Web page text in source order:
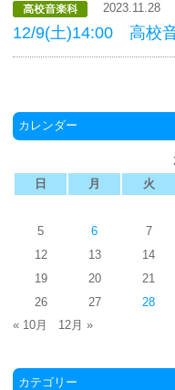
2023.11.28
12/9(土)14:00 高校
カレンダー
日
月 火
5
6 7
12
13 14
19
20 21
26
27 28
« 10月
12月 »
カテゴリー